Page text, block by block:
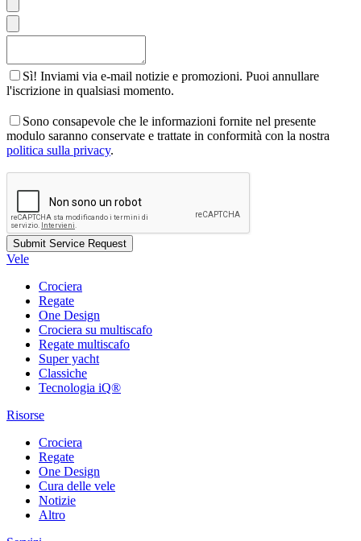
Sì! Inviami via e-mail notizie e promozioni. Puoi annullare
l'iscrizione in qualsiasi momento.
Sono consapevole che le informazioni fornite nel presente
modulo saranno conservate e trattate in conformità con la nostra
politica sulla privacy.
Vele
Crociera
Regate
One Design
Crociera su multiscafo
Regate multiscafo
Super yacht
Classiche
Tecnologia iQ®
Risorse
Crociera
Regate
One Design
Cura delle vele
Notizie
Altro